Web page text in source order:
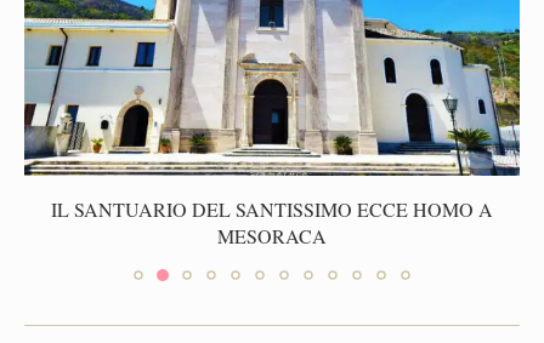
IL SANTUARIO DEL SANTISSIMO ECCE HOMO A
MESORACA